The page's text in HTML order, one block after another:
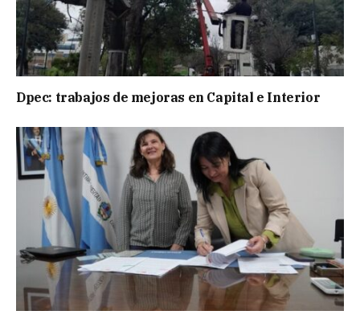
Dpec: trabajos de mejoras en Capital e Interior